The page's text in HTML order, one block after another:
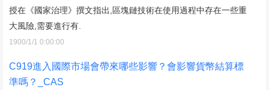
授在《國家治理》撰文指出,區塊鏈技術在使用過程中存在一些重
大風險,需要進行有.
1900/1/1 0:00:00
C919進入國際市場會帶來哪些影響？會影響貨幣結算標
準嗎？_CAS